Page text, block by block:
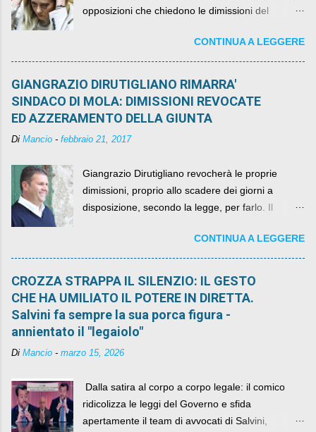
opposizioni che chiedono le dimissioni del
CONTINUA A LEGGERE
GIANGRAZIO DIRUTIGLIANO RIMARRA'
SINDACO DI MOLA: DIMISSIONI REVOCATE
ED AZZERAMENTO DELLA GIUNTA
Di Mancio - febbraio 21, 2017
Giangrazio Dirutigliano revocherà le proprie
dimissioni, proprio allo scadere dei giorni a
disposizione, secondo la legge, per farlo. Il
quelli che si auspicavano il contrario.CONTINUA A LEGGERE
CROZZA STRAPPA IL SILENZIO: IL GESTO
CHE HA UMILIATO IL POTERE IN DIRETTA.
Salvini fa sempre la sua porca figura -
annientato il "legaiolo"
Di Mancio - marzo 15, 2026
​ Dalla satira al corpo a corpo legale: il comico
ridicolizza le leggi del Governo e sfida
apertamente il team di avvocati di Salvini,